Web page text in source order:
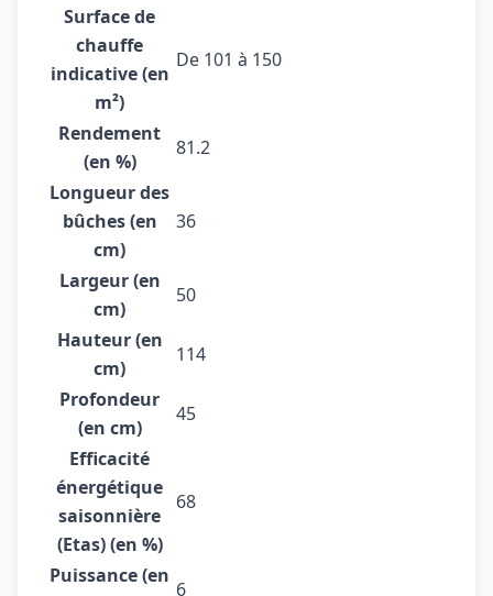
Surface de
chauffe
indicative (en
m²)
De 101 à 150
Rendement
(en %)
81.2
Longueur des
bûches (en
cm)
36
Largeur (en
cm)
50
Hauteur (en
cm)
114
Profondeur
(en cm)
45
Efficacité
énergétique
saisonnière
(Etas) (en %)
68
Puissance (en
6